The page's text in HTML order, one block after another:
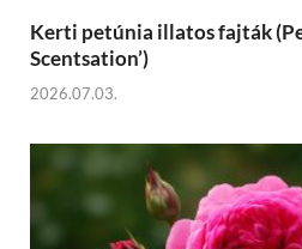
Kerti petúnia illatos fajták
Scentsation’)
2026.07.03.